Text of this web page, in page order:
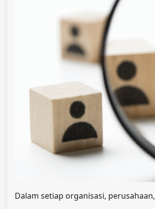
Dalam setiap organisasi, perusahaan,